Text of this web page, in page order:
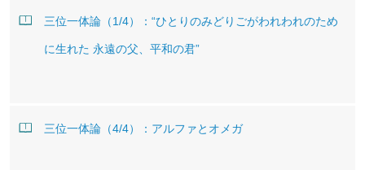
三位一体論（1/4）：“ひとりのみどりごがわれわれのため
に生れた 永遠の父、平和の君”
三位一体論（4/4）：アルファとオメガ